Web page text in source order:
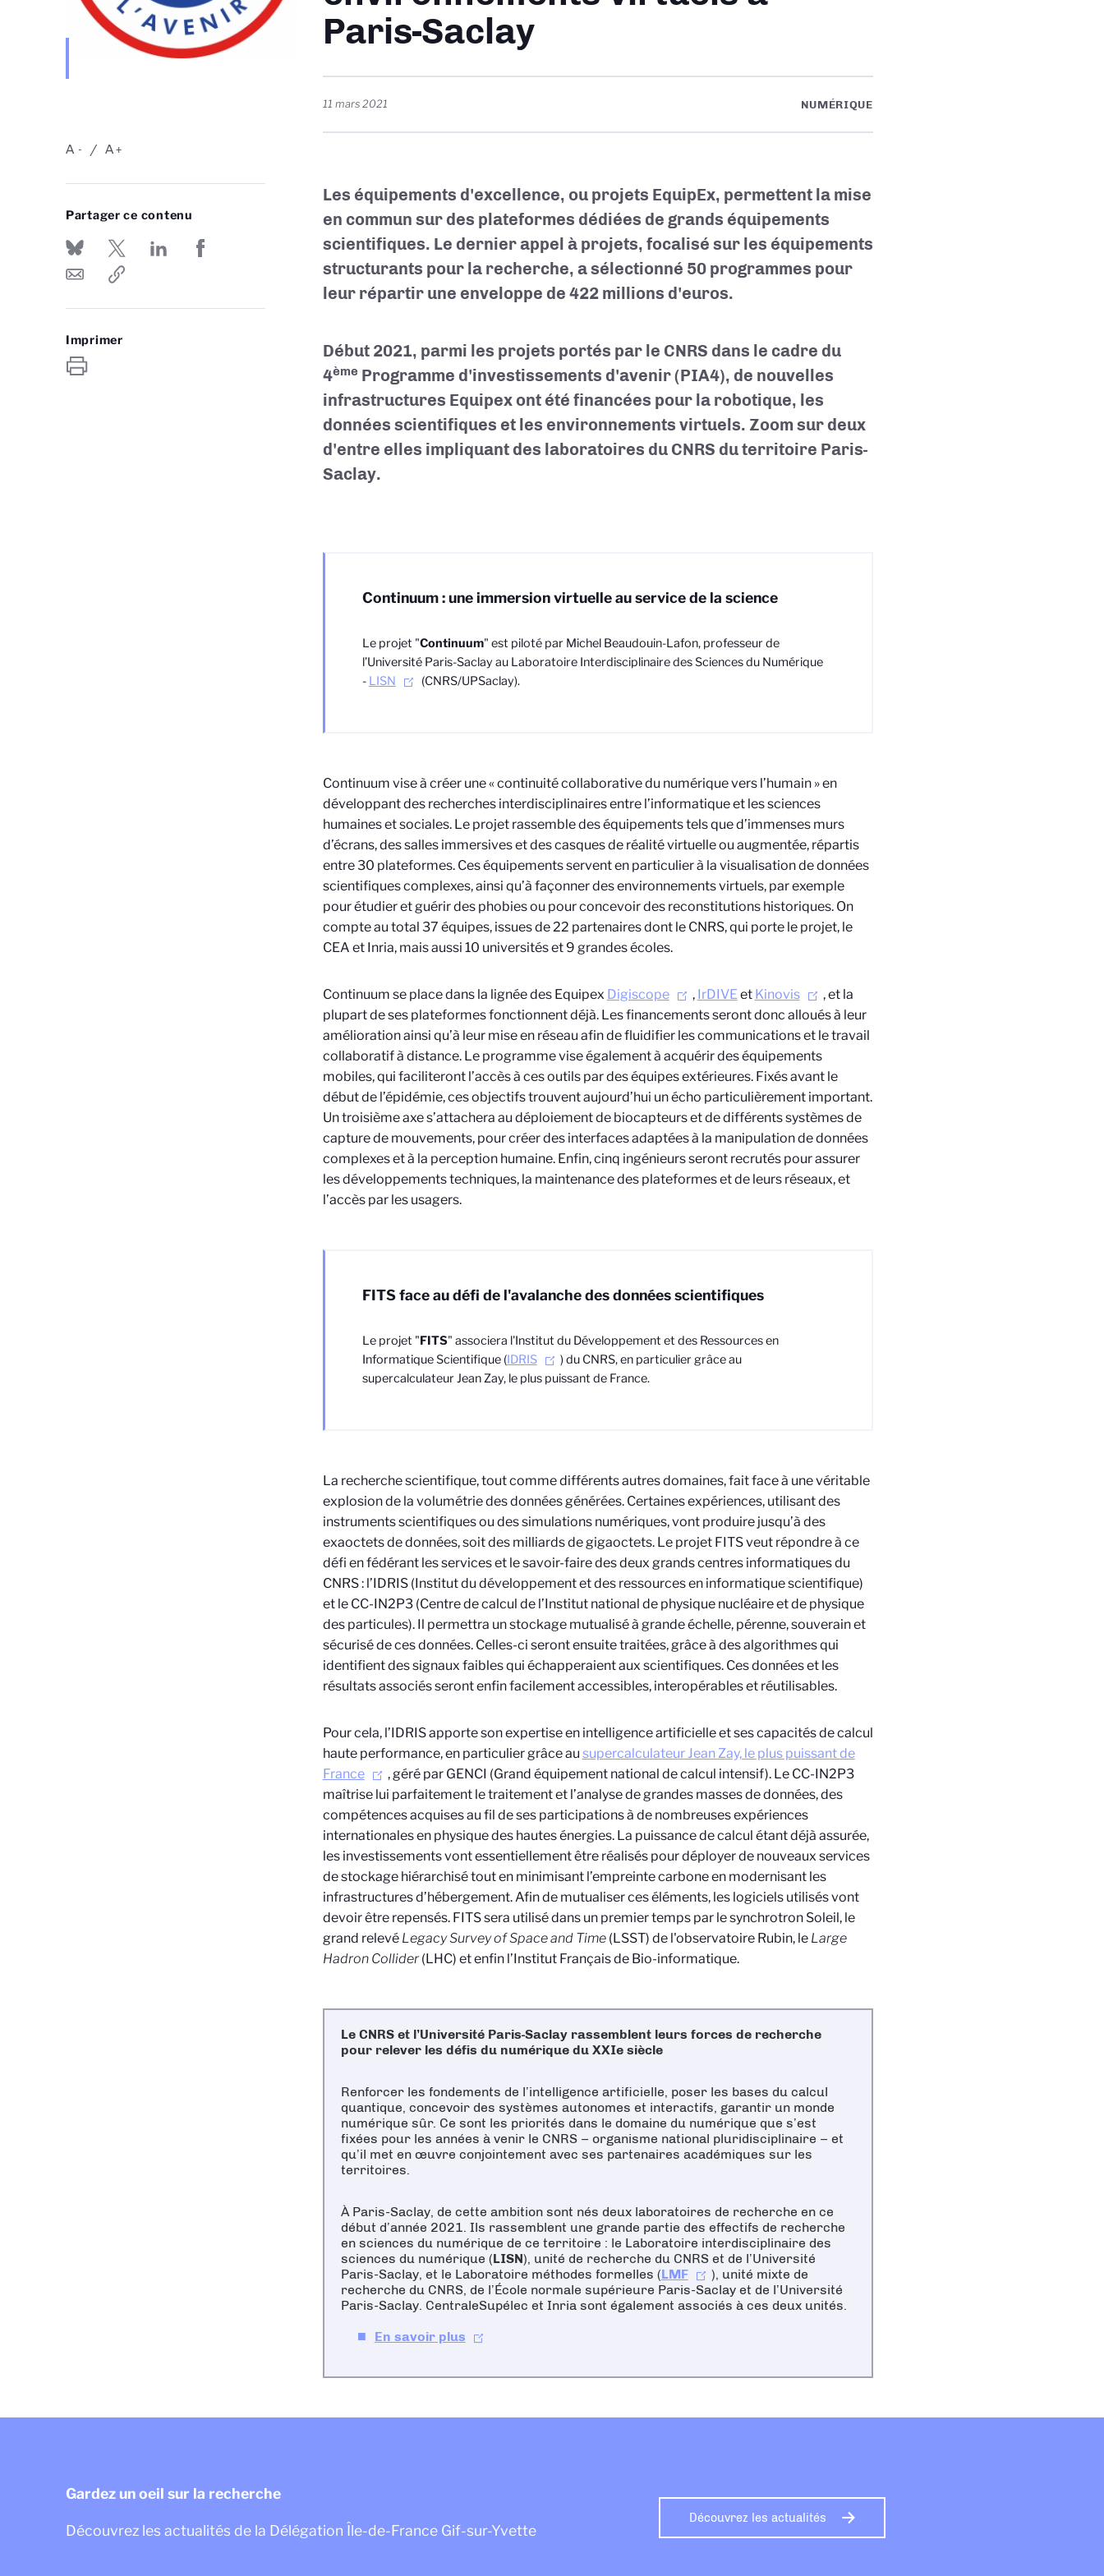
-
A +
A
Partager ce contenu
Imprimer
Paris-Saclay
11 mars 2021 NUMÉRIQUE
Les équipements d'excellence, ou projets EquipEx, permettent la mise
en commun sur des plateformes dédiées de grands équipements
scientifiques. Le dernier appel à projets, focalisé sur les équipements
structurants pour la recherche, a sélectionné 50 programmes pour
leur répartir une enveloppe de 422 millions d'euros.
Début 2021, parmi les projets portés par le CNRS dans le cadre du
4ème Programme d'investissements d'avenir (PIA4), de nouvelles
infrastructures Equipex ont été financées pour la robotique, les
données scientifiques et les environnements virtuels. Zoom sur deux
d'entre elles impliquant des laboratoires du CNRS du territoire Paris-
Saclay.
Continuum : une immersion virtuelle au service de la science
Le projet "Continuum" est piloté par Michel Beaudouin-Lafon, professeur de
l’Université Paris-Saclay au Laboratoire Interdisciplinaire des Sciences du Numérique
- LISN (CNRS/UPSaclay).
Continuum vise à créer une « continuité collaborative du numérique vers l’humain » en
développant des recherches interdisciplinaires entre l’informatique et les sciences
humaines et sociales. Le projet rassemble des équipements tels que d’immenses murs
d’écrans, des salles immersives et des casques de réalité virtuelle ou augmentée, répartis
entre 30 plateformes. Ces équipements servent en particulier à la visualisation de données
scientifiques complexes, ainsi qu’à façonner des environnements virtuels, par exemple
pour étudier et guérir des phobies ou pour concevoir des reconstitutions historiques. On
compte au total 37 équipes, issues de 22 partenaires dont le CNRS, qui porte le projet, le
CEA et Inria, mais aussi 10 universités et 9 grandes écoles.
Continuum se place dans la lignée des Equipex Digiscope , IrDIVEet Kinovis
, et la
plupart de ses plateformes fonctionnent déjà. Les financements seront donc alloués à leur
amélioration ainsi qu’à leur mise en réseau afin de fluidifier les communications et le travail
collaboratif à distance. Le programme vise également à acquérir des équipements
mobiles, qui faciliteront l’accès à ces outils par des équipes extérieures. Fixés avant le
début de l’épidémie, ces objectifs trouvent aujourd’hui un écho particulièrement important.
Un troisième axe s’attachera au déploiement de biocapteurs et de différents systèmes de
capture de mouvements, pour créer des interfaces adaptées à la manipulation de données
complexes et à la perception humaine. Enfin, cinq ingénieurs seront recrutés pour assurer
les développements techniques, la maintenance des plateformes et de leurs réseaux, et
l’accès par les usagers.
FITS face au défi de l'avalanche des données scientifiques
Le projet "FITS" associera l'Institut du Développement et des Ressources en
Informatique Scientifique (IDRIS
) du CNRS, en particulier grâce au
supercalculateur Jean Zay, le plus puissant de France.
La recherche scientifique, tout comme différents autres domaines, fait face à une véritable
explosion de la volumétrie des données générées. Certaines expériences, utilisant des
instruments scientifiques ou des simulations numériques, vont produire jusqu’à des
exaoctets de données, soit des milliards de gigaoctets. Le projet FITS veut répondre à ce
défi en fédérant les services et le savoir-faire des deux grands centres informatiques du
CNRS : l’IDRIS (Institut du développement et des ressources en informatique scientifique)
et le CC-IN2P3 (Centre de calcul de l’Institut national de physique nucléaire et de physique
des particules). Il permettra un stockage mutualisé à grande échelle, pérenne, souverain et
sécurisé de ces données. Celles-ci seront ensuite traitées, grâce à des algorithmes qui
identifient des signaux faibles qui échapperaient aux scientifiques. Ces données et les
résultats associés seront enfin facilement accessibles, interopérables et réutilisables.
Pour cela, l’IDRIS apporte son expertise en intelligence artificielle et ses capacités de calcul
haute performance, en particulier grâce au supercalculateur Jean Zay, le plus puissant de
France
, géré par GENCI (Grand équipement national de calcul intensif). Le CC-IN2P3
maîtrise lui parfaitement le traitement et l’analyse de grandes masses de données, des
compétences acquises au fil de ses participations à de nombreuses expériences
internationales en physique des hautes énergies. La puissance de calcul étant déjà assurée,
les investissements vont essentiellement être réalisés pour déployer de nouveaux services
de stockage hiérarchisé tout en minimisant l’empreinte carbone en modernisant les
infrastructures d’hébergement. Afin de mutualiser ces éléments, les logiciels utilisés vont
devoir être repensés. FITS sera utilisé dans un premier temps par le synchrotron Soleil, le
grand relevé Legacy Survey of Space and Time(LSST) de l'observatoire Rubin, le Large
Hadron Collider(LHC) et enfin l’Institut Français de Bio-informatique.
Le CNRS et l’Université Paris-Saclay rassemblent leurs forces de recherche
pour relever les défis du numérique du XXIe siècle
Renforcer les fondements de l’intelligence artificielle, poser les bases du calcul
quantique, concevoir des systèmes autonomes et interactifs, garantir un monde
numérique sûr. Ce sont les priorités dans le domaine du numérique que s’est
fixées pour les années à venir le CNRS – organisme national pluridisciplinaire – et
qu’il met en œuvre conjointement avec ses partenaires académiques sur les
territoires.
À Paris-Saclay, de cette ambition sont nés deux laboratoires de recherche en ce
début d’année 2021. Ils rassemblent une grande partie des effectifs de recherche
en sciences du numérique de ce territoire : le Laboratoire interdisciplinaire des
sciences du numérique (LISN), unité de recherche du CNRS et de l’Université
Paris-Saclay, et le Laboratoire méthodes formelles (LMF
), unité mixte de
recherche du CNRS, de l’École normale supérieure Paris-Saclay et de l’Université
Paris-Saclay. CentraleSupélec et Inria sont également associés à ces deux unités.
En savoir plus
Gardez un oeil sur la recherche
Découvrez les actualités de la Délégation Île-de-France Gif-sur-Yvette
Découvrez les actualités